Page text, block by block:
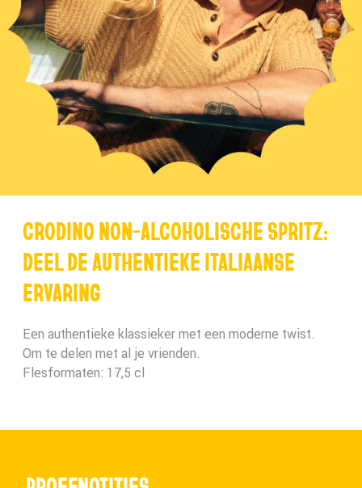
CRODINO NON-ALCOHOLISCHE SPRITZ:
DEEL DE AUTHENTIEKE ITALIAANSE
ERVARING
Een authentieke klassieker met een moderne twist.
Om te delen met al je vrienden.
Flesformaten: 17,5 cl